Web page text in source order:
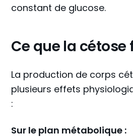
constant de glucose.
Ce que la cétose
La production de corps
plusieurs effets
:
Sur le plan métabolique :